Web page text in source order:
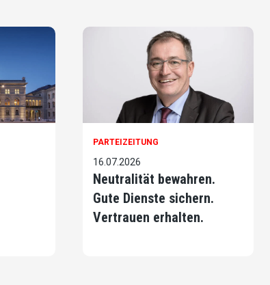
PARTEIZEITUNG
16.07.2026
Neutralität bewahren.
Gute Dienste sichern.
Vertrauen erhalten.